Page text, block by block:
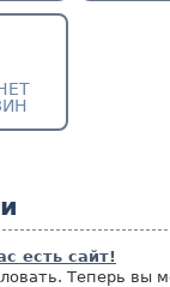
есть сайт!
Теперь вы